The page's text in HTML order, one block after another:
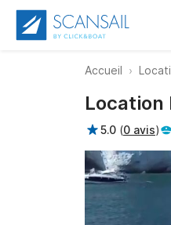
Accueil
Location
5.0 (0 avis)